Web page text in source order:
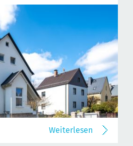
Weiterlesen